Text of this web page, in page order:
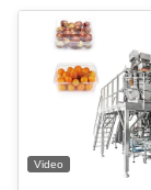
Video